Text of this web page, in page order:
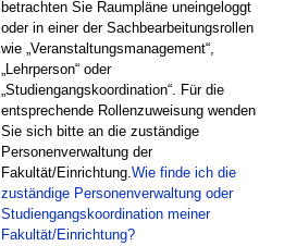
betrachten Sie Raumpläne uneingeloggt
oder in einer der Sachbearbeitungsrollen
wie „Veranstaltungsmanagement“,
„Lehrperson“ oder
„Studiengangskoordination“. Für die
entsprechende Rollenzuweisung wenden
Sie sich bitte an die zuständige
Personenverwaltung der
Fakultät/Einrichtung.Wie finde ich die
zuständige Personenverwaltung oder
Studiengangskoordination meiner
Fakultät/Einrichtung?